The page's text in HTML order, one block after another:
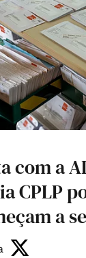
com a
CPLP
a